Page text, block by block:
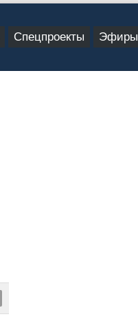
Спецпроекты Эфиры